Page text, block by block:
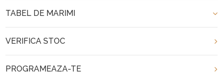
TABEL DE MARIMI
VERIFICA STOC
PROGRAMEAZA-TE